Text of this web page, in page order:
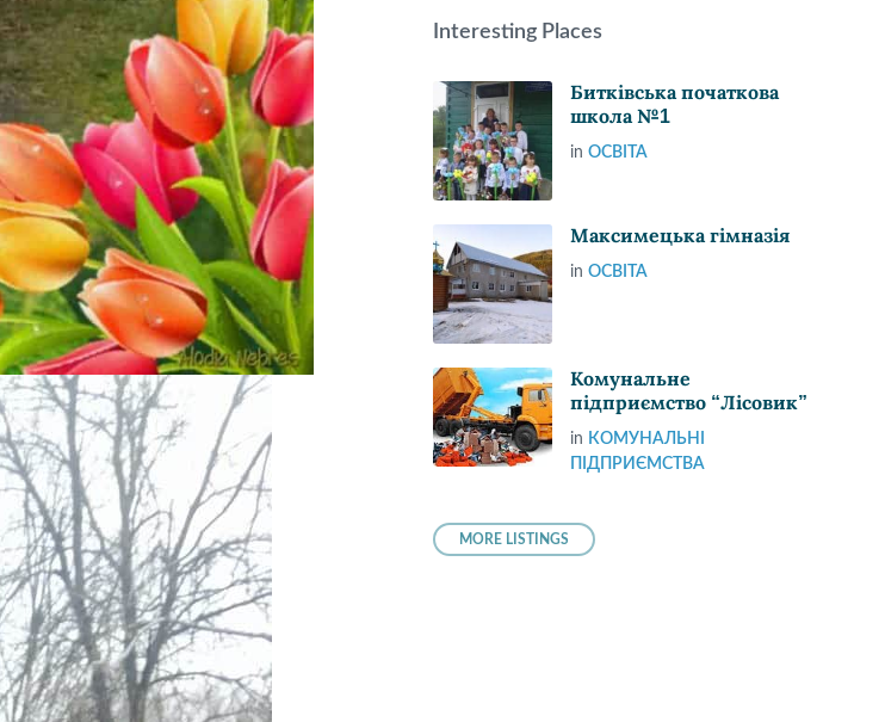
Interesting Places
Битківська початкова
школа №1
inОСВІТА
Максимецька гімназія
inОСВІТА
Комунальне
підприємство “Лісовик”
in КОМУНАЛЬНІ
ПІДПРИЄМСТВА
MORE LISTINGS